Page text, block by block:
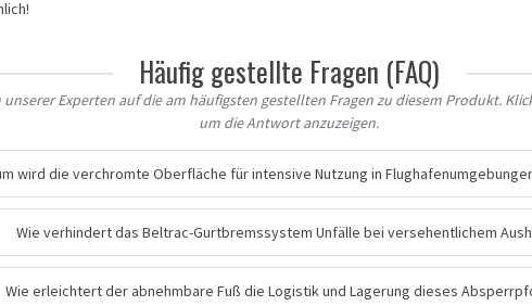
Häufig gestellte Fragen (FAQ)
Experten auf die am häufigsten gestellten Fragen zu diesem Produkt.
um die Antwort anzuzeigen.
wird die verchromte Oberfläche für intensive Nutzung in
Wie verhindert das Beltrac-Gurtbremssystem Unfälle bei versehentlichem
Wie erleichtert der abnehmbare Fuß die Logistik und Lagerung dieses